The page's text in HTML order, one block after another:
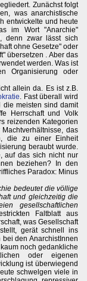
Zunächst folgt
was anarchistische
entwickelte und heute
im Wort "Anarchie"
denn zwar lässt sich
ohne Gesetze" oder
übersetzen . Aber das
werden. Was ist
Organisierung oder
allein da. Es ist z.B.
. Fast überall wird
die meisten sind damit
Herrschaft und Volk
reizenden Kategorien
das
die zu einer Einheit
beraubt wurde.
auf das sich nicht nur
beziehen? In den
Paradox: Minus
bedeutet die völlige
und gleichzeitig die
gesellschaftlichen
Faltblatt aus
was Gesellschaft
gerät schnell ins
den AnarchistInnen
noch gedankliche
oder eigenen
ist überwiegend
schwelgen viele in